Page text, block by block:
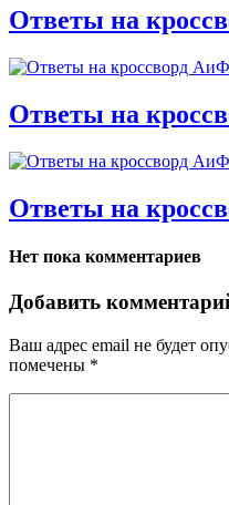
Ответы на
Ответы на
Ответы на
Нет пока комментариев
Добавить
Ваш адрес email не будет
помечены *